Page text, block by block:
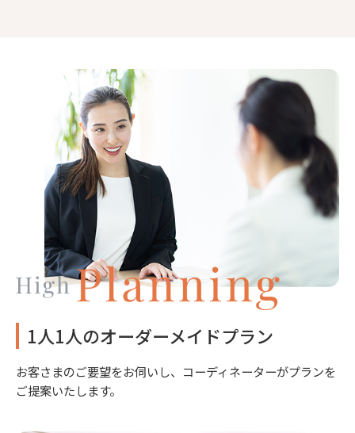
1人1人のオーダーメイドプラン
お客さまのご要望をお伺いし、コーディネーターがプランを
ご提案いたします。